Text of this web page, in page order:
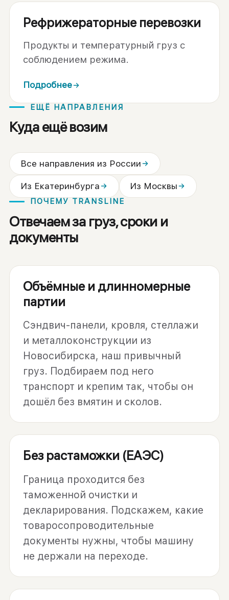
Рефрижераторные перевозки
Продукты и температурный груз с
соблюдением режима.
Подробнее
ЕЩЁ НАПРАВЛЕНИЯ
Куда ещё возим
Все направления из России
Из Екатеринбурга Из Москвы
ПОЧЕМУ TRANSLINE
Отвечаем за груз, сроки и
документы
Объёмные и длинномерные
партии
Сэндвич-панели, кровля, стеллажи
и металлоконструкции из
Новосибирска, наш привычный
груз. Подбираем под него
транспорт и крепим так, чтобы он
дошёл без вмятин и сколов.
Без растаможки (ЕАЭС)
Граница проходится без
таможенной очистки и
декларирования. Подскажем, какие
товаросопроводительные
документы нужны, чтобы машину
не держали на переходе.